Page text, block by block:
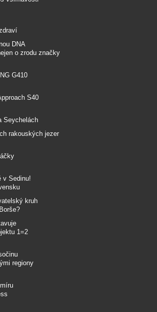
DNA
o zrodu značky
G410
S40
Seychelách
rakouských jezer
v Sedinu!
kruh
1=2
regiony